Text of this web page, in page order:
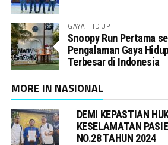
GAYA HIDUP
Snoopy Run Pertama
Pengalaman Gaya
Terbesar di Indonesia
MORE IN NASIONAL
DEMI KEPASTIAN
KESELAMATAN
NO.28 TAHUN 2024